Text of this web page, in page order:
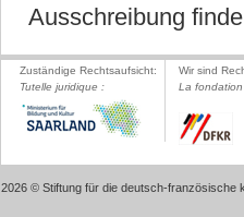
Ausschreibung
Zuständige Rechtsaufsicht:
Tutelle juridique :
Wir sind
La
2026 © Stiftung für die deutsch-französische